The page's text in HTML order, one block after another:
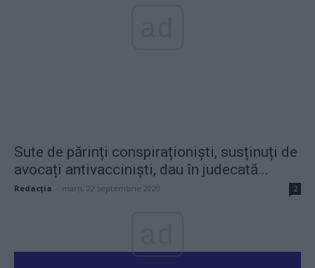
Sute de părinți conspiraționiști, susținuți de
avocați antivacciniști, dau în judecată...
Redacţia marți, 22 septembrie 2020 2